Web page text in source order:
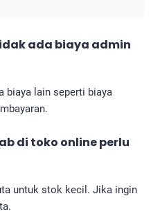
ada biaya admin
biaya lain seperti biaya
di toko online perlu
untuk stok kecil. Jika ingin